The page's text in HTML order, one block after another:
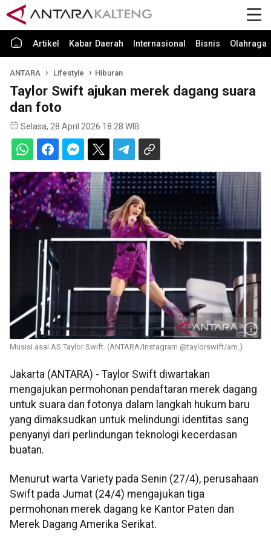
Artikel Kabar Daerah Internasional Bisnis Olahraga
ANTARA Lifestyle Hiburan
Taylor Swift ajukan merek dagang suara
dan foto
Selasa, 28 April 2026 18:28 WIB
Musisi asal AS Taylor Swift. (ANTARA/Instagram @taylorswift/am.)
Jakarta (ANTARA) - Taylor Swift diwartakan
mengajukan permohonan pendaftaran merek dagang
untuk suara dan fotonya dalam langkah hukum baru
yang dimaksudkan untuk melindungi identitas sang
penyanyi dari perlindungan teknologi kecerdasan
buatan.
Menurut warta Variety pada Senin (27/4), perusahaan
Swift pada Jumat (24/4) mengajukan tiga
permohonan merek dagang ke Kantor Paten dan
Merek Dagang Amerika Serikat.